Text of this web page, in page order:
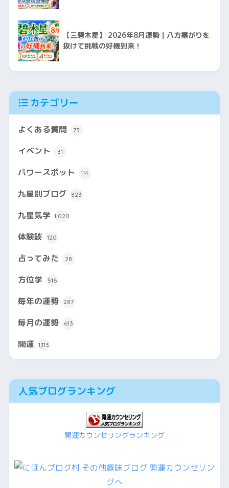
【三碧木星】 2026年8月運勢｜八方塞がりを
抜けて挑戦の好機到来！
カテゴリー
よくある質問 73
イベント 31
パワースポット 114
九星別ブログ 823
九星気学 1,020
体験談 120
占ってみた 28
方位学 516
毎年の運勢 287
毎月の運勢 613
開運 1,113
人気ブログランキング
開運カウンセリングランキング